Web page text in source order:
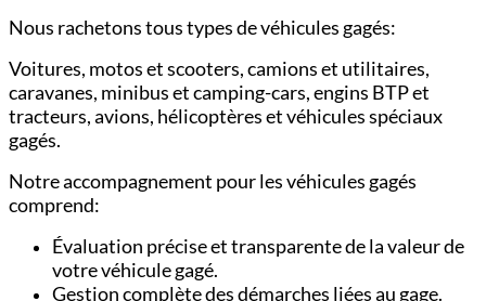
Nous rachetons tous types de véhicules gagés:
Voitures, motos et scooters,camions et utilitaires,
caravanes, minibus et camping-cars,engins BTP et
tracteurs,avions, hélicoptères et véhicules spéciaux
gagés.
Notre accompagnement pour les véhicules gagés
comprend:
Évaluation précise et transparente de la valeur de
votre véhicule gagé.
Gestion complète des démarches liées au gage.